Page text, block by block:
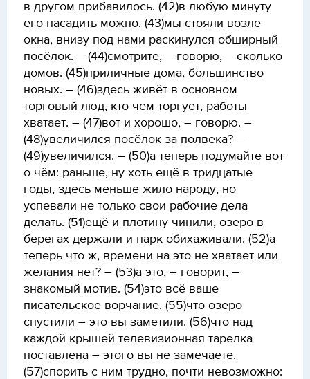
в другом прибавилось. (42)в любую минуту
его насадить можно. (43)мы стояли возле
окна, внизу под нами раскинулся обширный
посёлок. – (44)смотрите, – говорю, – сколько
домов. (45)приличные дома, большинство
новых. – (46)здесь живёт в основном
торговый люд, кто чем торгует, работы
хватает. – (47)вот и хорошо, – говорю. –
(48)увеличился посёлок за полвека? –
(49)увеличился. – (50)а теперь подумайте вот
о чём: раньше, ну хоть ещё в тридцатые
годы, здесь меньше жило народу, но
успевали не только свои рабочие дела
делать. (51)ещё и плотину чинили, озеро в
берегах держали и парк обихаживали. (52)а
теперь что ж, времени на это не хватает или
желания нет? – (53)а это, – говорит, –
знакомый мотив. (54)это всё ваше
писательское ворчание. (55)что озеро
спустили – это вы заметили. (56)что над
каждой крышей телевизионная тарелка
поставлена – этого вы не замечаете.
(57)спорить с ним трудно, почти невозможно: